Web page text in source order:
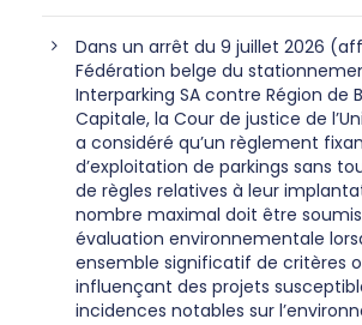
Dans un arrêt du 9 juillet 2026
Fédération belge du
Interparking SA contre Région de
Capitale, la Cour de justice de
a considéré qu’un règlement
d’exploitation de parkings sans
de règles relatives à leur
nombre maximal doit être
évaluation environnementale
ensemble significatif de critères
influençant des projets
incidences notables sur